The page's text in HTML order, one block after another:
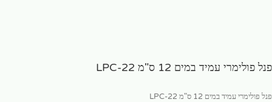
פנל פולימרי עמיד במים 12 ס"מ LPC-22
פנל פולימרי עמיד במים 12 ס"מ LPC-22